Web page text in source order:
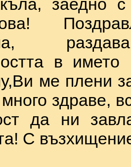
заедно с
в името
ме плени
здраве,
да ни
С